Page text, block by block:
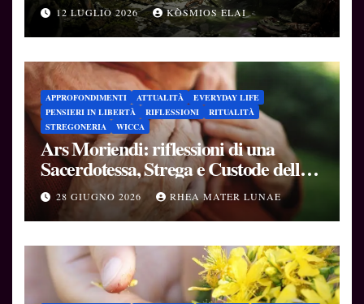
12 LUGLIO 2026 KÒSMIOS ELAI
APPROFONDIMENTI ATTUALITÀ
EVERYDAY LIFE
PENSIERI IN LIBERTÀ
RIFLESSIONI
RITUALITÀ
STREGONERIA
WICCA
Ars Moriendi: riflessioni di una
Sacerdotessa, Strega e Custode delle
Soglie
28 GIUGNO 2026 RHEA MATER LUNAE